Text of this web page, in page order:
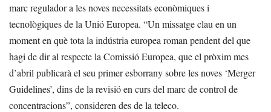
marc regulador a les noves necessitats econòmiques i
tecnològiques de la Unió Europea. “Un missatge clau en un
moment en què tota la indústria europea roman pendent del que
hagi de dir al respecte la Comissió Europea, que el pròxim mes
d’abril publicarà el seu primer esborrany sobre les noves ‘Merger
Guidelines’, dins de la revisió en curs del marc de control de
concentracions”, consideren des de la teleco.